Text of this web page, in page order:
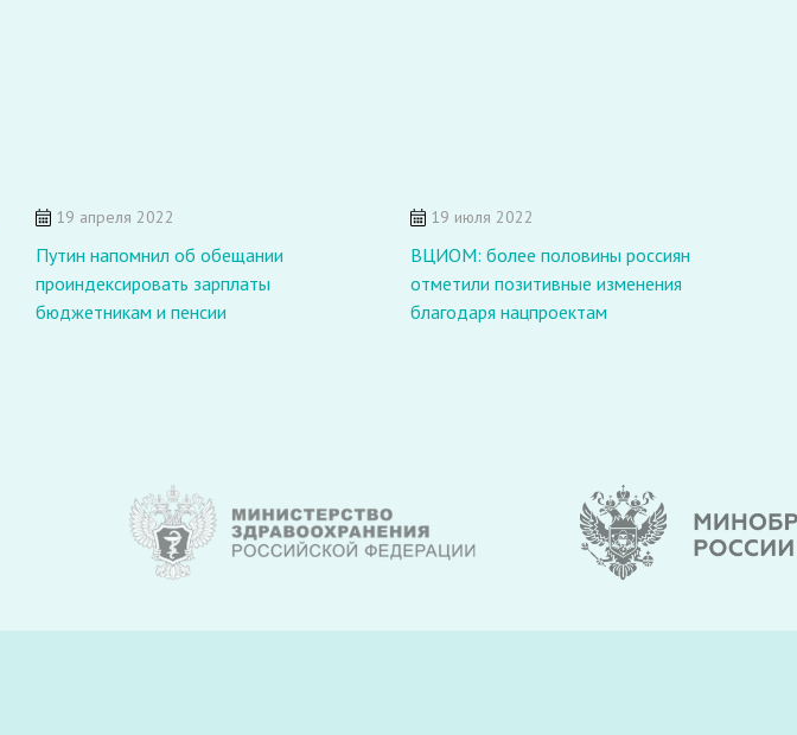
19 апреля 2022
Путин напомнил об обещании
проиндексировать зарплаты
бюджетникам и пенсии
19 июля 2022
ВЦИОМ: более половины россиян
отметили позитивные изменения
благодаря нацпроектам